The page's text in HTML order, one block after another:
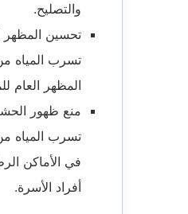
والتصليح.
تحسين المظهر
تسرب المياه
المظهر العام
منع ظهور
تسرب المياه
في الأماكن
أفراد الأسرة.